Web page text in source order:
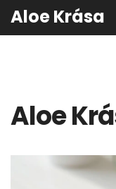
Aloe Krása
Aloe